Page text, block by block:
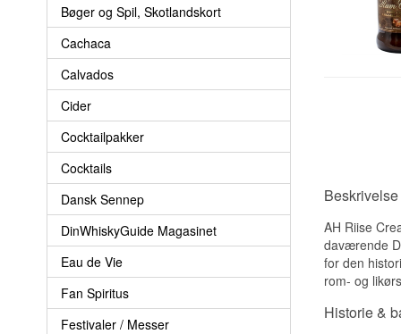
Bøger og Spil, Skotlandskort
Cachaca
Calvados
Cider
Cocktailpakker
Cocktails
Dansk Sennep
DinWhiskyGuide Magasinet
Eau de Vie
Fan Spiritus
Festivaler / Messer
AH Riise
daværende
for den
rom- og
Historie &